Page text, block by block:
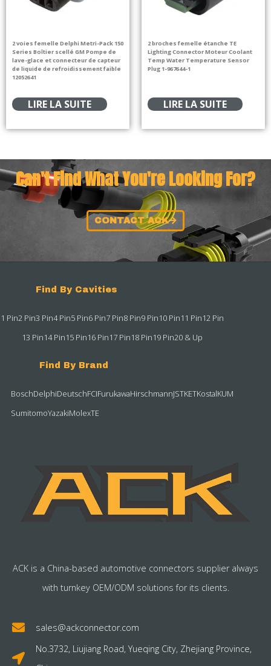
2 voies femelle Delphi Metri-Pack 150
Series Boîtier scellé GM Pompe de
lave-glace et connecteur de capteur
de liquide de refroidissement faible
12052641
LIRE LA SUITE
2 broches femelle étanche TE
Lighting Connector Moteur Coolant
Temp Water Temperature Sensor
Plug 1-967644-1
LIRE LA SUITE
Can't Find What You're Looking For?
CONTACT ACK
Find By Cavities
1 Pin2 Pin3 Pin4 Pin5 Pin6 Pin7 Pin8 Pin9 Pin10 Pin11 Pin12 Pin
13 Pin14 Pin15 Pin16 Pin17 Pin18 Pin19 Pin20 & Up
Find By Brand
BoschDelphiDeutschFCIFurukawaHirschmannJSTKETKostalKUM
SumitomoYazakiMolexTE
ACK is a China-based automotive connectors supplier always
with turnkey OEM/ODM solutions for its clients.
sales@ackconnector.com
No.3732, Liujiang Road, Yueqing City, Zhejiang Province,